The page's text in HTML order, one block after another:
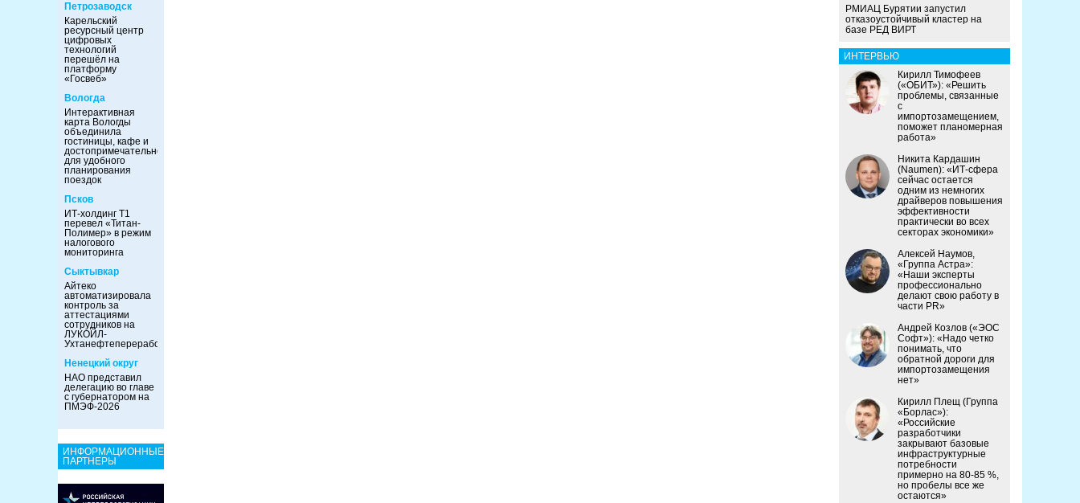
Петрозаводск
Карельский
ресурсный центр
цифровых
технологий
перешёл на
платформу
«Госвеб»
Вологда
Интерактивная
карта Вологды
объединила
гостиницы, кафе и
достопримечательности
для удобного
планирования
поездок
Псков
ИТ-холдинг Т1
перевел «Титан-
Полимер» в режим
налогового
мониторинга
Сыктывкар
Айтеко
автоматизировала
контроль за
аттестациями
сотрудников на
ЛУКОЙЛ-
Ухтанефтепереработка
Ненецкий округ
НАО представил
делегацию во главе
с губернатором на
ПМЭФ-2026
ИНФОРМАЦИОННЫЕ
ПАРТНЕРЫ
РМИАЦ Бурятии запустил
отказоустойчивый кластер на
базе РЕД ВИРТ
ИНТЕРВЬЮ
Кирилл Тимофеев
(«ОБИТ»): «Решить
проблемы, связанные
с
импортозамещением,
поможет планомерная
работа»
Никита Кардашин
(Naumen): «ИТ-сфера
сейчас остается
одним из немногих
драйверов повышения
эффективности
практически во всех
секторах экономики»
Алексей Наумов,
«Группа Астра»:
«Наши эксперты
профессионально
делают свою работу в
части PR»
Андрей Козлов («ЭОС
Софт»): «Надо четко
понимать, что
обратной дороги для
импортозамещения
нет»
Кирилл Плещ (Группа
«Борлас»):
«Российские
разработчики
закрывают базовые
инфраструктурные
потребности
примерно на 80-85 %,
но пробелы все же
остаются»